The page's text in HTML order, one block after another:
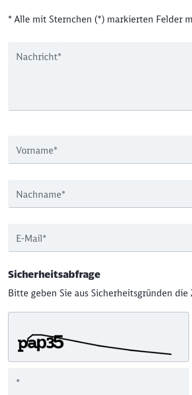
* Alle mit Sternchen (*) markierten Felder
Nachricht*
Vorname*
Nachname*
E-Mail*
Sicherheitsabfrage
Bitte geben Sie aus Sicherheitsgründen
*